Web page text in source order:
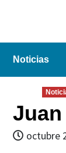
Noticias
octubre